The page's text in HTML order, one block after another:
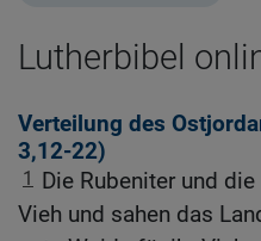
Lutherbibel
Verteilung des
3,12-22)
1
Die Rubeniter und
Vieh und sahen das